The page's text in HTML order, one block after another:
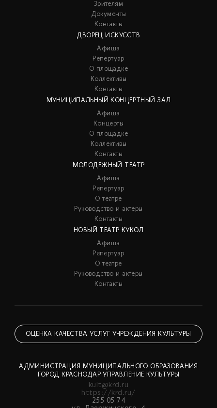
Зрителям
Документы
Контакты
ДВОРЕЦ ИСКУССТВ
Афиша
Репертуар
О площадке
Коллективы
Контакты
МУНИЦИПАЛЬНЫЙ КОНЦЕРТНЫЙ ЗАЛ
Афиша
Концерты
О площадке
Коллективы
Контакты
МОЛОДЕЖНЫЙ ТЕАТР
Афиша
Репертуар
О театре
Руководство и актеры
Контакты
НОВЫЙ ТЕАТР КУКОЛ
Афиша
Репертуар
О театре
Руководство и актеры
Контакты
ОЦЕНКА КАЧЕСТВА УСЛУГ УЧРЕЖДЕНИЯ КУЛЬТУРЫ
АДМИНИСТРАЦИЯ МУНИЦИПАЛЬНОГО ОБРАЗОВАНИЯ
ГОРОД КРАСНОДАР УПРАВЛЕНИЕ КУЛЬТУРЫ
kult@krd.ru
https://krd.ru/
255 05 74